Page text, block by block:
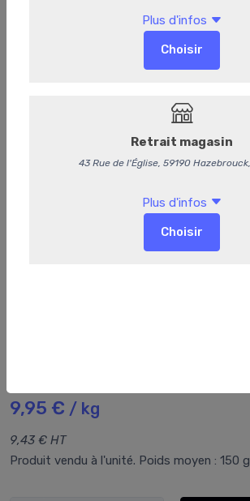
9,95 € / kg
9,43 € HT
Produit vendu à l'unité. Poids moyen : 150 g